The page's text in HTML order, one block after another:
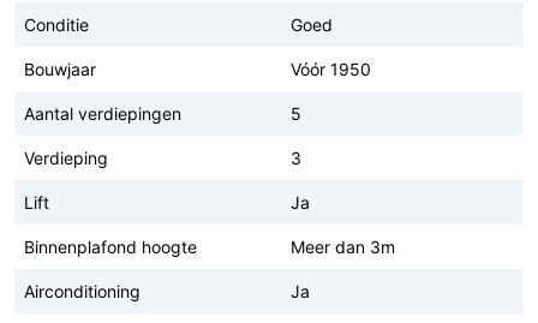
Conditie Goed
Bouwjaar Vóór 1950
Aantal verdiepingen 5
Verdieping 3
Lift Ja
Binnenplafond hoogte Meer dan 3m
Airconditioning Ja